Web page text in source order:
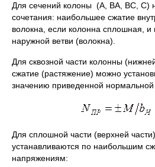
Для сечений колоны (A, BA, BC,
сочетания: наибольшее сжатие
волокна, если колонна сплошная,
наружной ветви (волокна).
Для сквозной части колонны
сжатие (растяжение) можно
значению приведенной
Для сплошной части (верхней
устанавливаются по наибольшим
напряжениям: